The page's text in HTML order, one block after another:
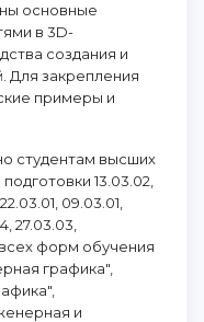
основные
в 3D-
создания и
Для закрепления
примеры и
студентам высших
13.03.02,
09.03.01,
27.03.03,
всех форм обучения
графика",
и